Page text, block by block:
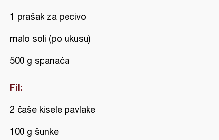
1 prašak za pecivo
malo soli (po ukusu)
500 g spanaća
Fil:
2 čaše kisele pavlake
100 g šunke